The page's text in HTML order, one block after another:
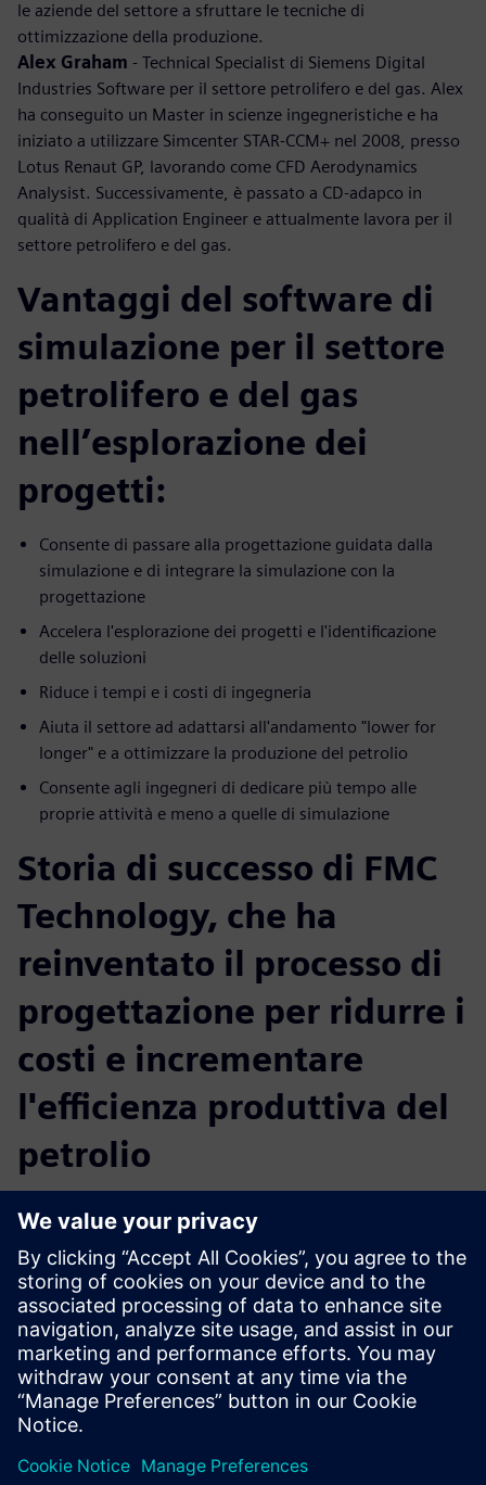
le aziende del settore a sfruttare le tecniche di
ottimizzazione della produzione.
Alex Graham - Technical Specialist di Siemens Digital
Industries Software per il settore petrolifero e del gas. Alex
ha conseguito un Master in scienze ingegneristiche e ha
iniziato a utilizzare Simcenter STAR-CCM+ nel 2008, presso
Lotus Renaut GP, lavorando come CFD Aerodynamics
Analysist. Successivamente, è passato a CD-adapco in
qualità di Application Engineer e attualmente lavora per il
settore petrolifero e del gas.
Vantaggi del software di
simulazione per il settore
petrolifero e del gas
nell’esplorazione dei
progetti:
Consente di passare alla progettazione guidata dalla
simulazione e di integrare la simulazione con la
progettazione
Accelera l'esplorazione dei progetti e l'identificazione
delle soluzioni
Riduce i tempi e i costi di ingegneria
Aiuta il settore ad adattarsi all'andamento "lower for
longer" e a ottimizzare la produzione del petrolio
Consente agli ingegneri di dedicare più tempo alle
proprie attività e meno a quelle di simulazione
Storia di successo di FMC
Technology, che ha
reinventato il processo di
progettazione per ridurre i
costi e incrementare
l'efficienza produttiva del
petrolio
Passando da un approccio basato sulla progettazione degli
esperimenti (DoE, Design of Experiments) all'utilizzo di un
software di simulazione per il settore petrolifero e del gas
(HEEDS), FCM Technology è riuscita a:
Valutare più di 150 progetti
Identificare 3 gruppi di progetti
Ottimizzare del 20% le prestazioni di trasferimento del
calore
Ridurre i costi di produzione e materiale